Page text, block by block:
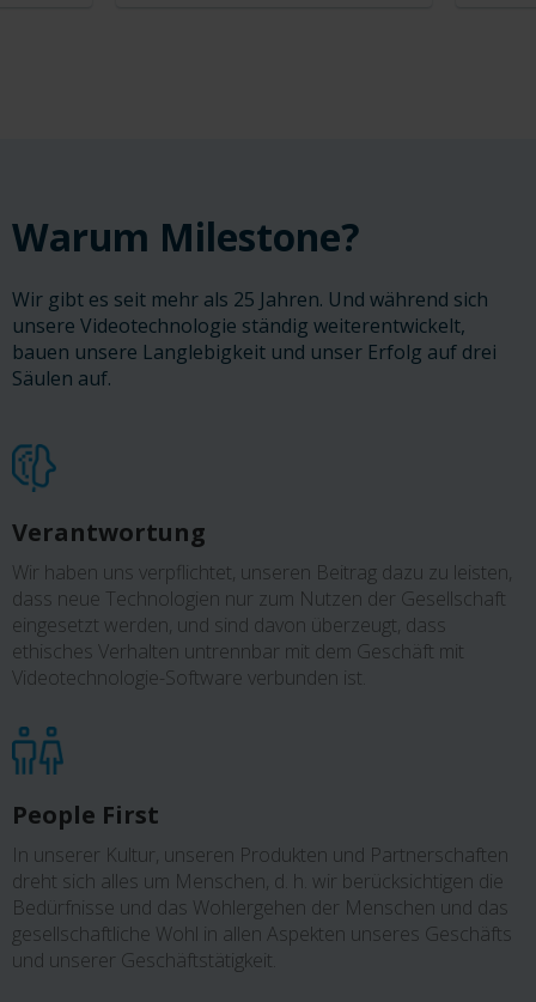
Warum Milestone?
Wir gibt es seit mehr als 25 Jahren. Und während sich
unsere Videotechnologie ständig weiterentwickelt,
bauen unsere Langlebigkeit und unser Erfolg auf drei
Säulen auf.
Verantwortung
Wir haben uns verpflichtet, unseren Beitrag dazu zu leisten,
dass neue Technologien nur zum Nutzen der Gesellschaft
eingesetzt werden, und sind davon überzeugt, dass
ethisches Verhalten untrennbar mit dem Geschäft mit
Videotechnologie-Software verbunden ist.
People First
In unserer Kultur, unseren Produkten und Partnerschaften
dreht sich alles um Menschen, d. h. wir berücksichtigen die
Bedürfnisse und das Wohlergehen der Menschen und das
gesellschaftliche Wohl in allen Aspekten unseres Geschäfts
und unserer Geschäftstätigkeit.